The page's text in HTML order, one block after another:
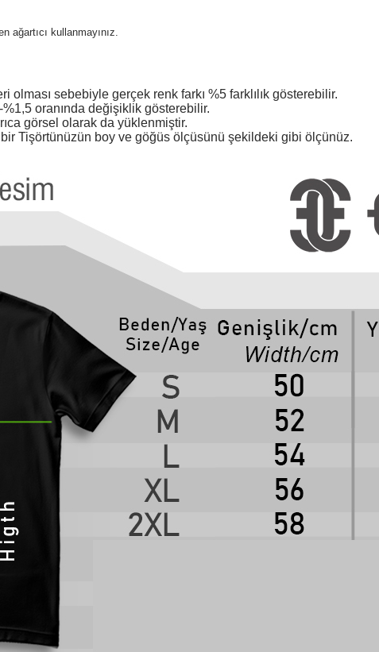
ağartıcı kullanmayınız.
sebebiyle gerçek renk farkı %5 farklılık gösterebilir.
oranında değişiklik gösterebilir.
görsel olarak da yüklenmiştir.
Tişörtünüzün boy ve göğüs ölçüsünü şekildeki gibi ölçünüz.